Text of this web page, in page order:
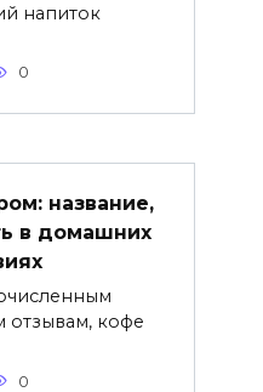
напиток
0
название,
в домашних
отзывам, кофе
0